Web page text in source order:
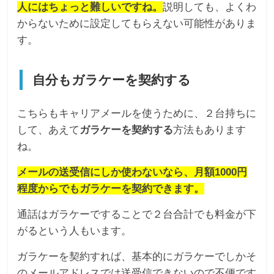
人にはちょっと難しいですね。説明しても、よくわ
からないために設定してもらえない可能性がありま
す。
自分もガラケーを契約する
こちらもキャリアメールを使うために、２台持ちに
して、あえて ガラケーを契約する方法もあります
ね。
メールの送受信にしか使わないなら、月額1000円
程度からでもガラケーを契約できます。
通話はガラケーですることで２台合計でも料金が下
がるという人もいます。
ガラケーを契約すれば、基本的にガラケーでしかそ